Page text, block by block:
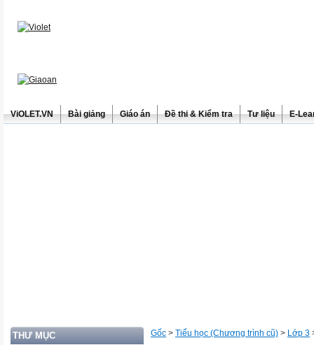
ViOLET.VN Bài giảng Giáo án Đề thi & Kiểm tra Tư liệu E-
THƯ MỤC Gốc > Tiểu học (Chương trình cũ) > Lớp 3